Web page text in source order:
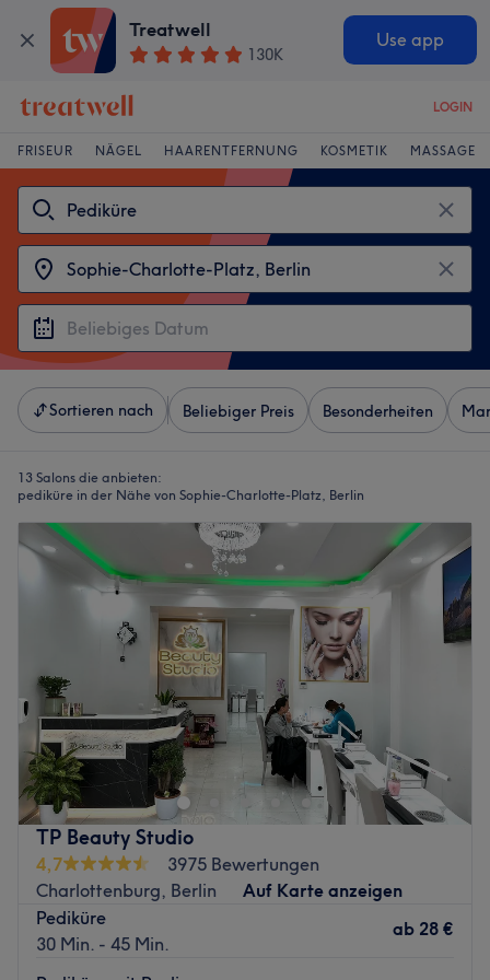
Treatwell
130K
Use app
LOGIN
FRISEUR NÄGEL HAARENTFERNUNG KOSMETIK MASSAGE
Sortieren nach Beliebiger Preis Besonderheiten
13 Salons die anbieten:
pediküre in der Nähe von Sophie-Charlotte-Platz, Berlin
TP Beauty Studio
4,7
3975 Bewertungen
Charlottenburg, Berlin
Auf Karte anzeigen
Pediküre
30 Min. - 45 Min.
ab 28 €